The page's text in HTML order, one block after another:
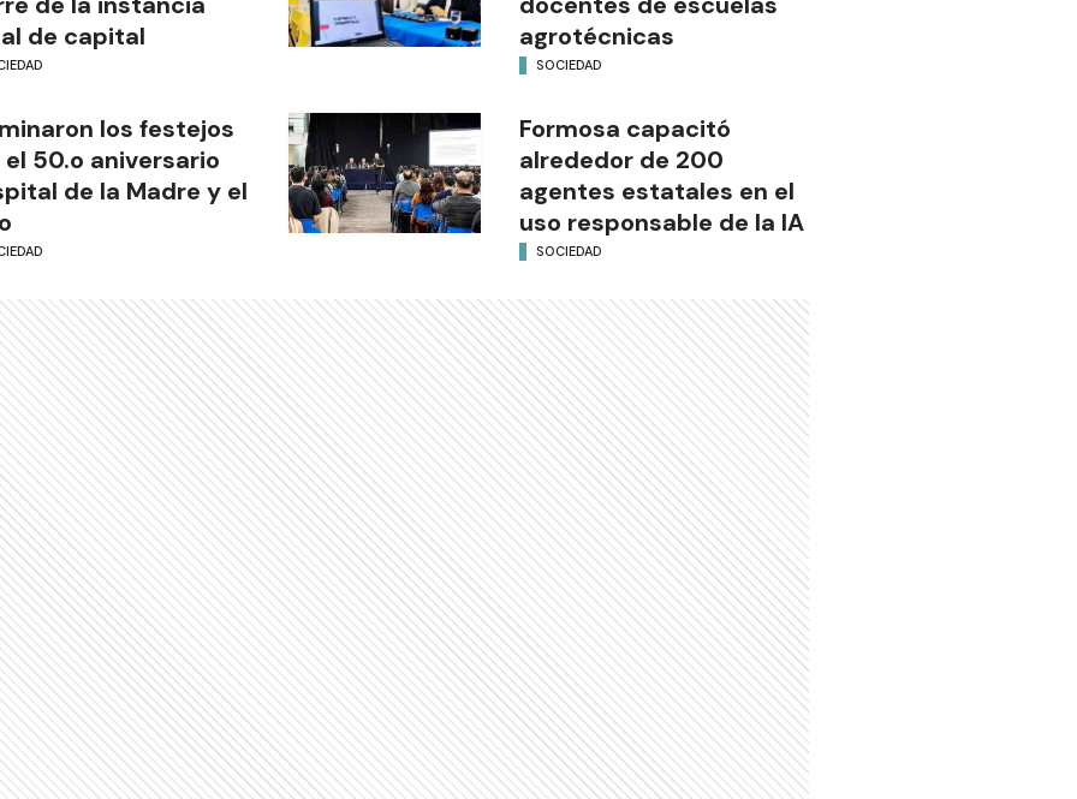
de capital
agrotécnicas
SOCIEDAD
los festejos
50.o aniversario
de la Madre y el
Formosa capacitó
alrededor de 200
agentes estatales en el
uso responsable de la IA
SOCIEDAD